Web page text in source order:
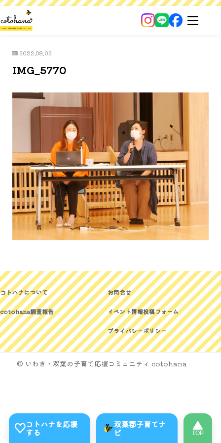
2022.08.03
IMG_5770
コトハナについて
cotohana調査報告
お問合せ
イベント情報投稿フォーム
プライバシーポリシー
© いわき・双葉の子育て応援コミュニティ cotohana
コトハナを応援
する
双葉郡子育てナ
ビ TOP